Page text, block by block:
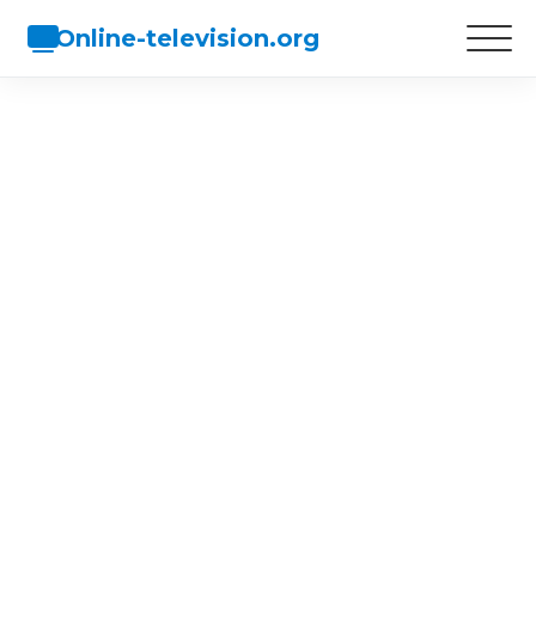
Online-television.org